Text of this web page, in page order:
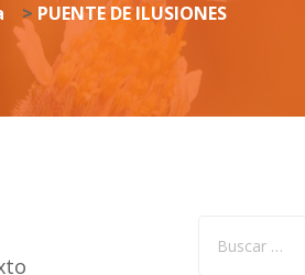
> PUENTE DE ILUSIONES